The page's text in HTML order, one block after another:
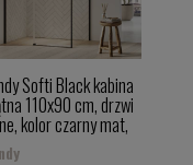
Softi Black kabina
110x90 cm, drzwi
kolor czarny mat,
EXK-3971